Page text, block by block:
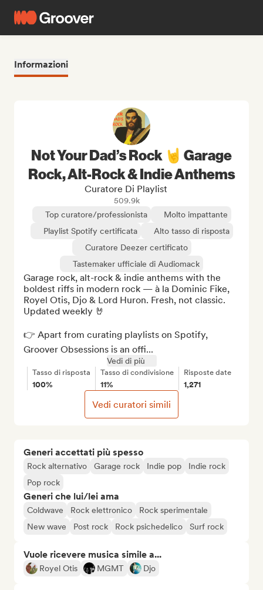
Informazioni
Generi accettati più spesso
Rock alternativo Garage rock Indie pop
Indie rock
Pop rock
Generi che lui/lei ama
Coldwave Rock elettronico
Rock sperimentale
New wave
Post rock Rock psichedelico Surf rock
Vuole ricevere musica simile a...
Royel Otis MGMT Djo
Not Your Dad’s Rock 🤘 Garage
Rock, Alt-Rock & Indie Anthems
Curatore Di Playlist
509.9k
Top curatore/professionista
Molto impattante
Playlist Spotify certificata
Alto tasso di risposta
Curatore Deezer certificato
Tastemaker ufficiale di Audiomack
Garage rock, alt-rock & indie anthems with the
boldest riffs in modern rock — à la Dominic Fike,
Royel Otis, Djo & Lord Huron. Fresh, not classic.
Updated weekly 🤘
👉 Apart from curating playlists on Spotify,
Groover Obsessions is an offi...
Vedi di più
Tasso di risposta
100%
Tasso di condivisione
11%
Risposte date
1,271
Vedi curatori simili